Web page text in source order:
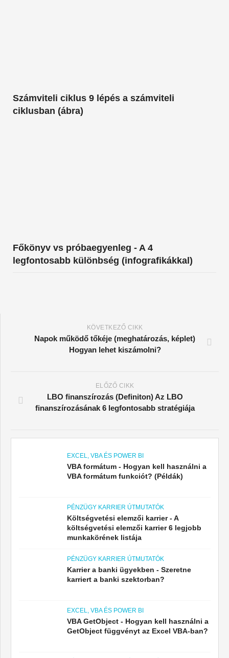
Számviteli ciklus 9 lépés a számviteli
ciklusban (ábra)
Főkönyv vs próbaegyenleg - A 4
legfontosabb különbség (infografikákkal)
KÖVETKEZŐ CIKK
Napok működő tőkéje (meghatározás, képlet)
Hogyan lehet kiszámolni?
ELŐZŐ CIKK
LBO finanszírozás (Definiton) Az LBO
finanszírozásának 6 legfontosabb stratégiája
EXCEL, VBA ÉS POWER BI
VBA formátum - Hogyan kell használni a
VBA formátum funkciót? (Példák)
PÉNZÜGY KARRIER ÚTMUTATÓK
Költségvetési elemzői karrier - A
költségvetési elemzői karrier 6 legjobb
munkakörének listája
PÉNZÜGY KARRIER ÚTMUTATÓK
Karrier a banki ügyekben - Szeretne
karriert a banki szektorban?
EXCEL, VBA ÉS POWER BI
VBA GetObject - Hogyan kell használni a
GetObject függvényt az Excel VBA-ban?